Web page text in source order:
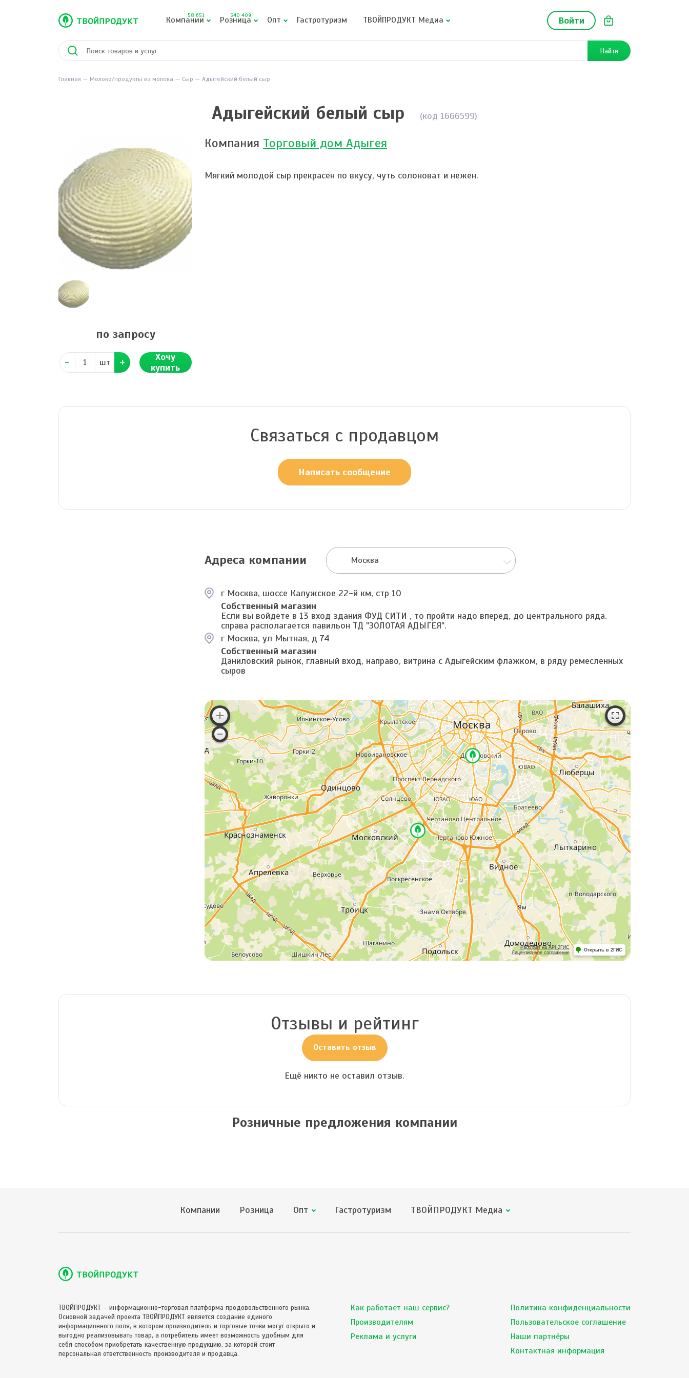
Войти
Компании
58 651 Розница
540 409 Опт Гастротуризм ТВОЙПРОДУКТ Медиа
Найти
Главная Молоко/продукты из молока Сыр Адыгейский белый сыр
Адыгейский белый сыр (код 1666599)
по запросу
шт
Хочу
купить
Компания Торговый дом Адыгея
Мягкий молодой сыр прекрасен по вкусу, чуть солоноват и нежен.
Связаться с продавцом
Написать сообщение
Адреса компании Москва
г Москва, шоссе Калужское 22-й км, стр 10
Собственный магазин
Если вы войдете в 13 вход здания ФУД СИТИ , то пройти надо вперед, до центрального ряда.
справа располагается павильон ТД "ЗОЛОТАЯ АДЫГЕЯ".
г Москва, ул Мытная, д 74
Собственный магазин
Даниловский рынок, главный вход, направо, витрина с Адыгейским флажком, в ряду ремесленных
сыров
Работает на API 2ГИС
Лицензионное соглашение
Открыть в 2ГИС
Отзывы и рейтинг
Оставить отзыв
Ещё никто не оставил отзыв.
Розничные предложения компании
Компании Розница Опт Гастротуризм ТВОЙПРОДУКТ Медиа
ТВОЙПРОДУКТ – информационно-торговая платформа продовольственного рынка.
Основной задачей проекта ТВОЙПРОДУКТ является создание единого
информационного поля, в котором производитель и торговые точки могут открыто и
выгодно реализовывать товар, а потребитель имеет возможность удобным для
себя способом приобретать качественную продукцию, за которой стоит
персональная ответственность производителя и продавца.
Как работает наш сервис?
Производителям
Реклама и услуги
Политика конфиденциальности
Пользовательское соглашение
Наши партнёры
Контактная информация